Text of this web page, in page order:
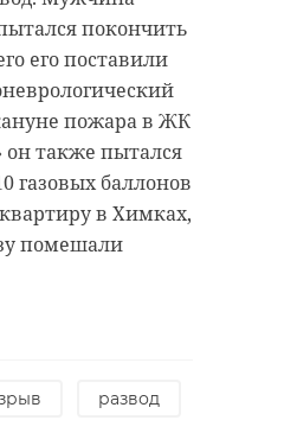
покончить
его поставили
пожара в ЖК
он также пытался
газовых баллонов
в Химках,
помешали
развод